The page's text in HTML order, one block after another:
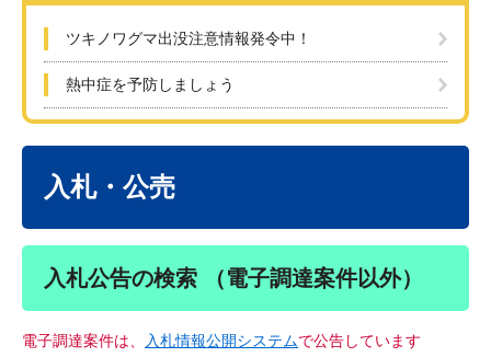
ツキノワグマ出没注意情報発令中！
熱中症を予防しましょう
入札・公売
入札公告の検索 （電子調達案件以外）
電子調達案件は、 入札情報公開システムで公告しています